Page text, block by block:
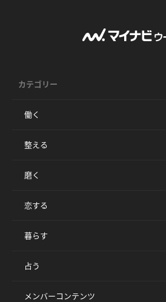
カテゴリー
働く
整える
磨く
恋する
暮らす
占う
メンバーコンテンツ